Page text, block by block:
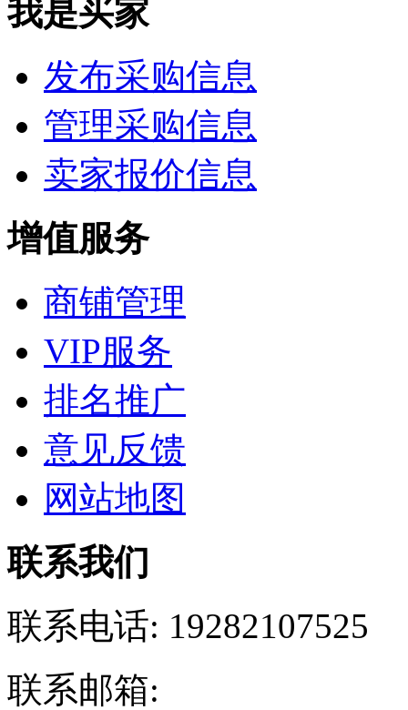
我是买家
发布采购信息
管理采购信息
卖家报价信息
增值服务
商铺管理
VIP服务
排名推广
意见反馈
网站地图
联系我们
联系电话: 19282107525
联系邮箱: